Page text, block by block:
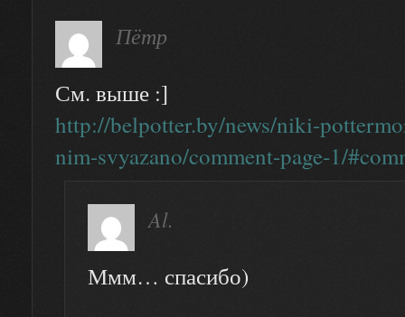
Пётр
См. выше :]
http://belpotter.by/news/niki-
nim-svyazano/comment-page‑1/
Al.
Ммм… спасибо)